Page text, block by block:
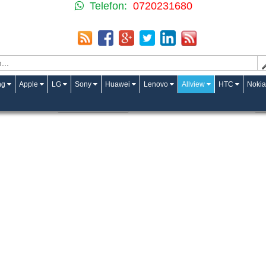
Telefon: 0720231680
Apple LG Sony Huawei Lenovo Allview HTC Nokia